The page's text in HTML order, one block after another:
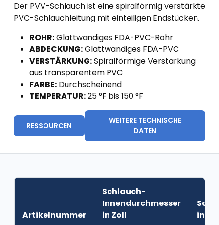
Der PVV-Schlauch ist eine spiralförmig verstärkte
PVC-Schlauchleitung mit einteiligen Endstücken.
ROHR:Glattwandiges FDA-PVC-Rohr
ABDECKUNG:Glattwandiges FDA-PVC
VERSTÄRKUNG:Spiralförmige Verstärkung
aus transparentem PVC
FARBE: Durchscheinend
TEMPERATUR:25 °F bis 150 °F
RESSOURCEN
WEITERE TECHNISCHE
DATEN
Artikelnummer
Schlauch-
Innendurchmesser
in Zoll
in